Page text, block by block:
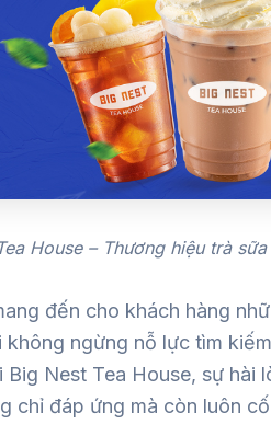
House – Thương hiệu trà
đến cho khách hàng
không ngừng nỗ lực tìm
Nest Tea House, sự hài
chỉ đáp ứng mà còn luôn